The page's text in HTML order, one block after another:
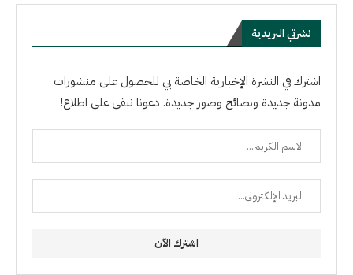
نشرتي البريدية
اشترك في النشرة الإخبارية الخاصة بي للحصول على منشورات
مدونة جديدة ونصائح وصور جديدة. دعونا نبقى على اطلاع!